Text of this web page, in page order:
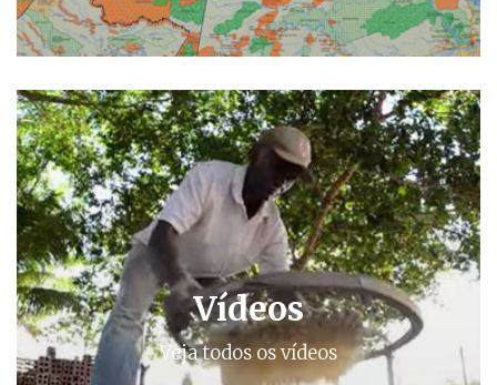
Vídeos
Veja todos os vídeos